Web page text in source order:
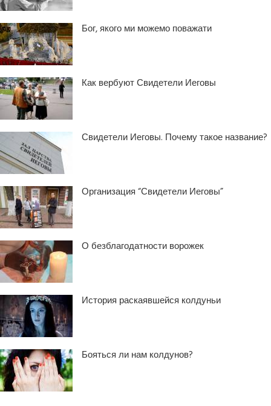
Бог, якого ми можемо поважати
Как вербуют Свидетели Иеговы
Свидетели Иеговы. Почему такое название?
Организация “Свидетели Иеговы”
О безблагодатности ворожек
История раскаявшейся колдуньи
Бояться ли нам колдунов?